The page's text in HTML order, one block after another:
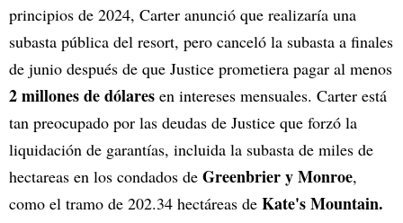
principios de 2024, Carter anunció que realizaría una
subasta pública del resort, pero canceló la subasta a finales
de junio después de que Justice prometiera pagar al menos
2 millones de dólares en intereses mensuales. Carter está
tan preocupado por las deudas de Justice que forzó la
liquidación de garantías, incluida la subasta de miles de
hectareas en los condados de Greenbrier y Monroe,
como el tramo de 202.34 hectáreas de Kate's Mountain.